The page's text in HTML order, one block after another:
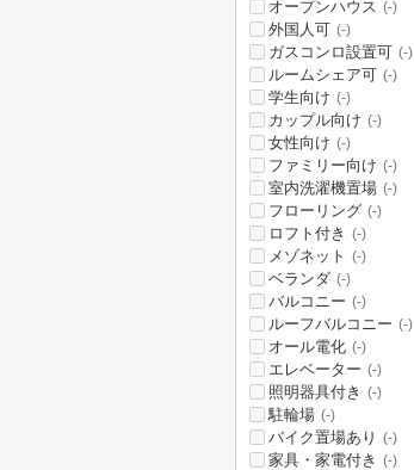
オープンハウス (-)
外国人可 (-)
ガスコンロ設置可 (-)
ルームシェア可 (-)
学生向け (-)
カップル向け (-)
女性向け (-)
ファミリー向け (-)
室内洗濯機置場 (-)
フローリング (-)
ロフト付き (-)
メゾネット (-)
ベランダ (-)
バルコニー (-)
ルーフバルコニー (-)
オール電化 (-)
エレベーター (-)
照明器具付き (-)
駐輪場 (-)
バイク置場あり (-)
家具・家電付き (-)